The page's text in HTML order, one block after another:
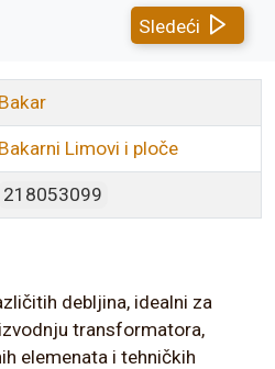
Sledeći
Bakar
Bakarni Limovi i ploče
218053099
debljina, idealni za
transformatora,
elemenata i tehničkih